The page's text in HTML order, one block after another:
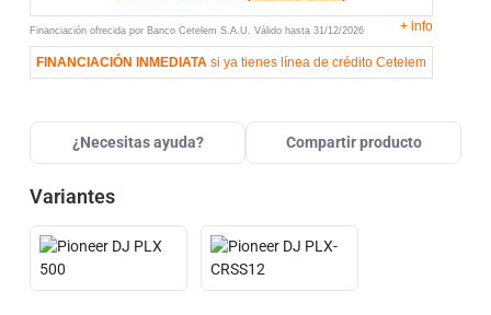
Financiación ofrecida por Banco Cetelem S.A.U. Válido hasta 31/12/2026 + info
FINANCIACIÓN INMEDIATA si ya tienes línea de crédito Cetelem
¿Necesitas ayuda? Compartir producto
Variantes